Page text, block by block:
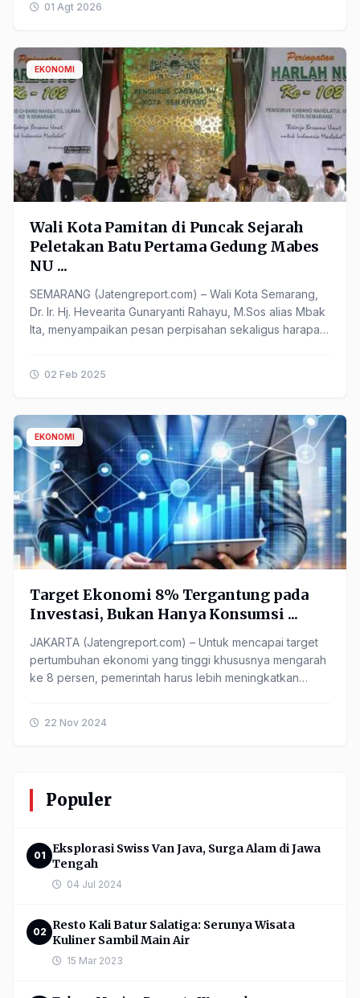
01 Agt 2026
EKONOMI
Wali Kota Pamitan di Puncak Sejarah
Peletakan Batu Pertama Gedung Mabes
NU ...
SEMARANG (Jatengreport.com) – Wali Kota Semarang,
Dr. Ir. Hj. Hevearita Gunaryanti Rahayu, M.Sos alias Mbak
Ita, menyampaikan pesan perpisahan sekaligus harapan
02 Feb 2025
EKONOMI
Target Ekonomi 8% Tergantung pada
Investasi, Bukan Hanya Konsumsi ...
JAKARTA (Jatengreport.com) – Untuk mencapai target
pertumbuhan ekonomi yang tinggi khususnya mengarah
ke 8 persen, pemerintah harus lebih meningkatkan
22 Nov 2024
Populer
01 Eksplorasi Swiss Van Java, Surga Alam di Jawa
Tengah
04 Jul 2024
02 Resto Kali Batur Salatiga: Serunya Wisata
Kuliner Sambil Main Air
15 Mar 2023